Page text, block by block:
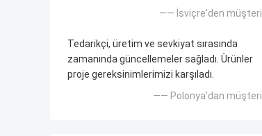
—— İsviçre'den müşteri
Tedarikçi, üretim ve sevkiyat sırasında
zamanında güncellemeler sağladı. Ürünler
proje gereksinimlerimizi karşıladı.
—— Polonya'dan müşteri